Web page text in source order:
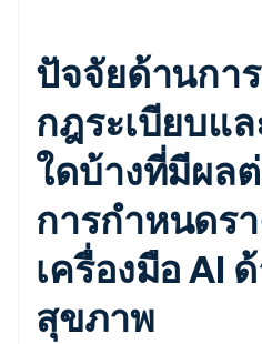
ปัจจัยด้านกา
กฎระเบียบแ
ใดบ้างที่มีผล
การกำหนดร
เครื่องมือ AI
สุขภาพ